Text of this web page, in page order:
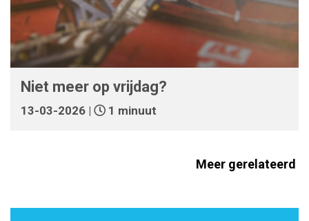
Niet meer op vrijdag?
13-03-2026 | 1 minuut
Meer gerelateerd